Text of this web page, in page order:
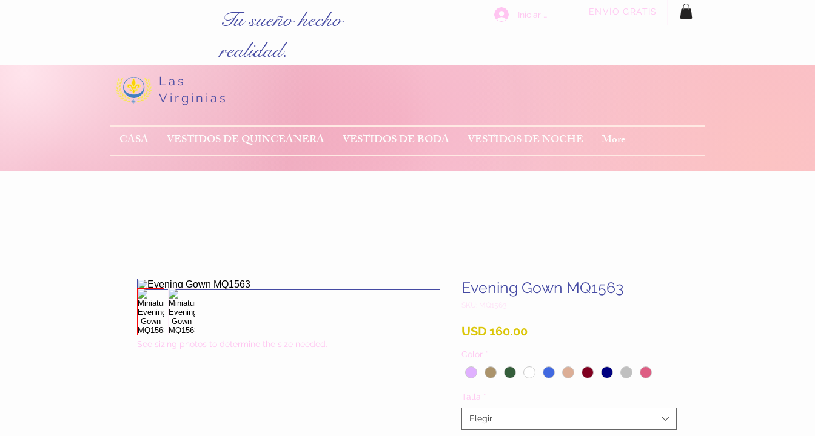
Tu sueño hecho
realidad.
Iniciar sesión ENVÍO GRATIS
Las
Virginias
CASA VESTIDOS DE QUINCEANERA VESTIDOS DE BODA VESTIDOS DE NOCHE More
See sizing photos to determine the size needed.
Evening Gown MQ1563
SKU: MQ1563
USD 160.00Precio
Color *
Talla *
Elegir